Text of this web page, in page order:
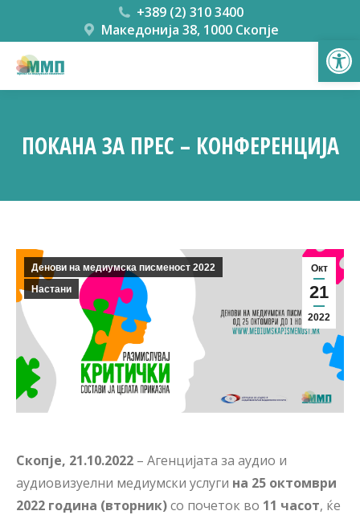
+389 (2) 310 3400
Македонија 38, 1000 Скопје
ПОКАНА ЗА ПРЕС – КОНФЕРЕНЦИЈА
Окт
21
2022
Денови на медиумска писменост 2022
Настани
Скопје, 21.10.2022 – Агенцијата за аудио и
аудиовизуелни медиумски услуги на 25 октомври
2022 година (вторник)со почеток во 11 часот, ќе